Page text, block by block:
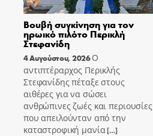
Βουβή συγκίνηση για τον
ηρωικό πιλότο Περικλή
Στεφανίδη
4 Αυγούστου, 2026Ο
αντιπτέραρχος Περικλής
Στεφανίδης πέταξε στους
αιθέρες για να σώσει
ανθρώπινες ζωές και περιουσίες
που απειλούνταν από την
καταστροφική μανία[…]